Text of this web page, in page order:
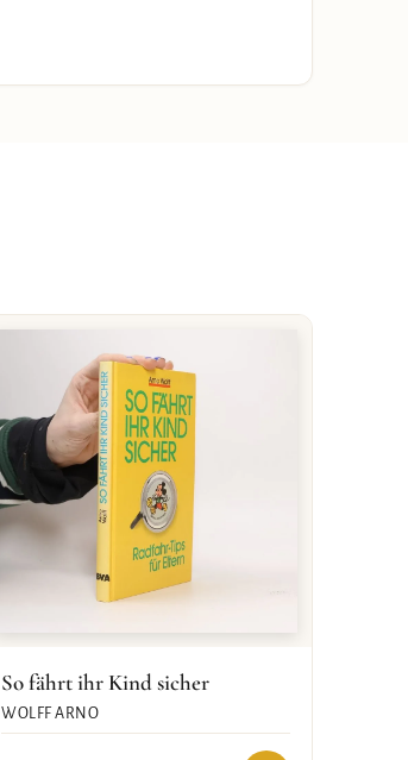
So fährt ihr Kind sicher
WOLFF ARNO